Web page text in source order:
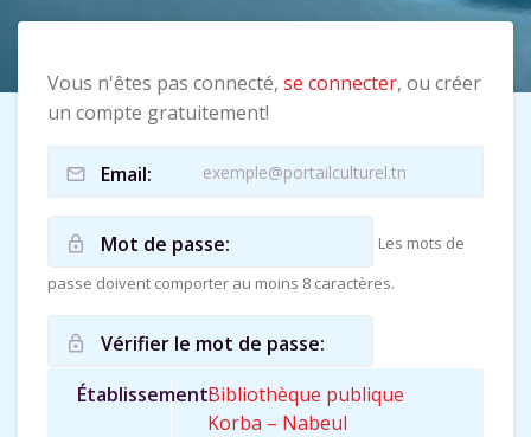
Vous n'êtes pas connecté, se connecter, ou créer
un compte gratuitement!
mail_outline Email:
lock_outline Mot de passe:
Les mots de
passe doivent comporter au moins 8 caractères.
lock_outline
Vérifier le mot de passe:
ÉtablissementBibliothèque publique
Korba – Nabeul